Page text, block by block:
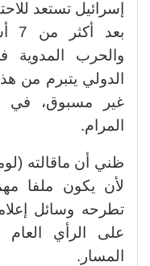
والحرب
الدولي يتبرم من
غير مسبوق، في
المرام.
ظني أن ماقالته
لأن يكون ملفا
تطرحه وسائل
على الرأي العام
المسار.